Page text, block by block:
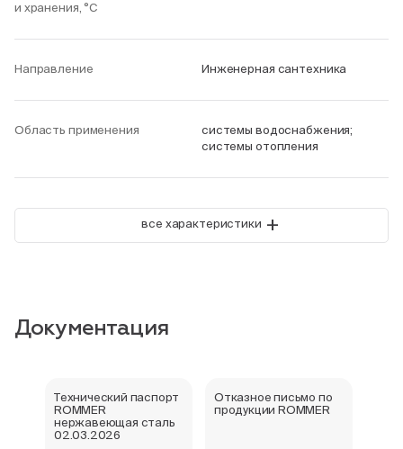
и хранения, °С
Направление Инженерная сантехника
Область применения
системы водоснабжения;
системы отопления
все характеристики +
Документация
Технический паспорт
ROMMER
нержавеющая сталь
02.03.2026
Отказное письмо по
продукции ROMMER